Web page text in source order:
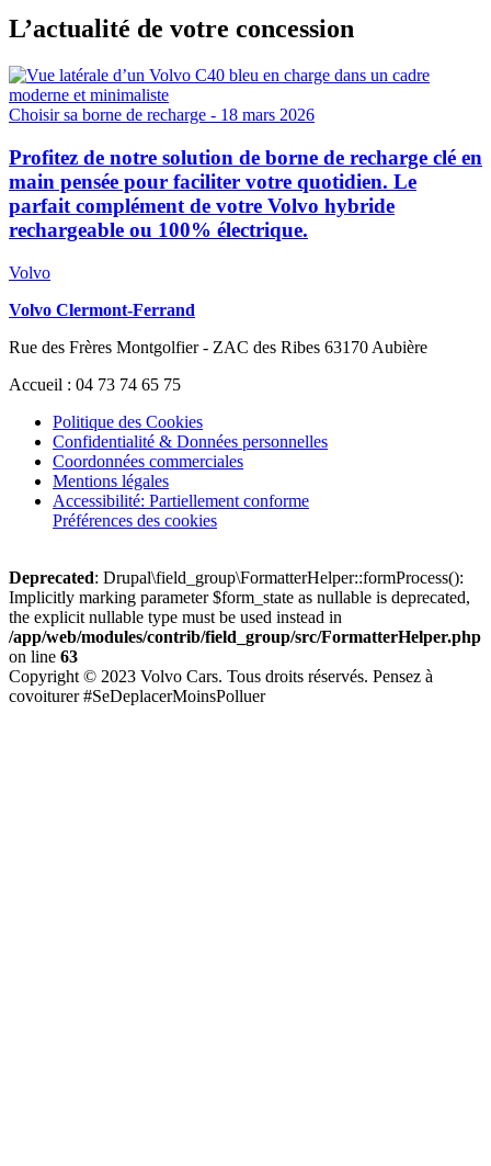
L’actualité de votre concession
Choisir sa borne de recharge - 18 mars 2026
Profitez de notre solution de borne de recharge clé en
main pensée pour faciliter votre quotidien. Le
parfait complément de votre Volvo hybride
rechargeable ou 100% électrique.
Volvo
Volvo Clermont-Ferrand
Rue des Frères Montgolfier - ZAC des Ribes 63170 Aubière
Accueil : 04 73 74 65 75
Politique des Cookies
Confidentialité & Données personnelles
Coordonnées commerciales
Mentions légales
Accessibilité: Partiellement conforme
Préférences des cookies
Deprecated: Drupal\field_group\FormatterHelper::formProcess():
Implicitly marking parameter $form_state as nullable is deprecated,
the explicit nullable type must be used instead in
/app/web/modules/contrib/field_group/src/FormatterHelper.php
on line 63
Copyright © 2023 Volvo Cars. Tous droits réservés. Pensez à
covoiturer #SeDeplacerMoinsPolluer